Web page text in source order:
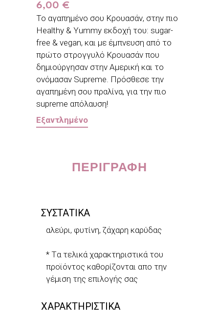
6,00 €
Το αγαπημένο σου Κρουασάν, στην πιο
Healthy & Yummy εκδοχή του: sugar-
free & vegan, και με έμπνευση από το
πρώτο στρογγυλό Κρουασάν που
δημιούργησαν στην Αμερική και το
ονόμασαν Supreme. Πρόσθεσε την
αγαπημένη σου πραλίνα, για την πιο
supreme απόλαυση!
Εξαντλημένο
ΠΕΡΙΓΡΑΦΉ
ΣΥΣΤΑΤΙΚΑ
αλεύρι, φυτίνη, ζάχαρη καρύδας
* Tα τελικά χαρακτηριστικά του
προϊόντος καθορίζονται απο την
γέμιση της επιλογής σας
ΧΑΡΑΚΤΗΡΙΣΤΙΚΑ